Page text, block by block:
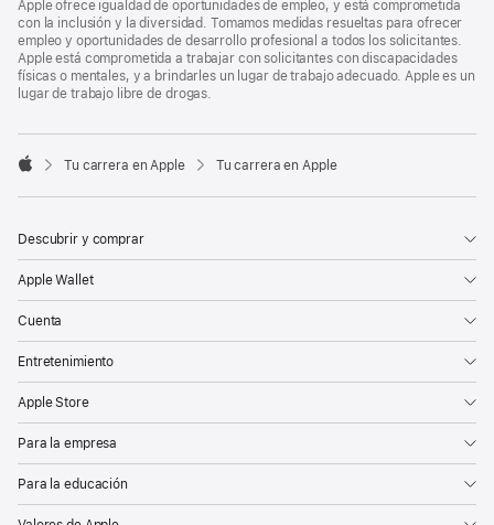
Footer
Apple ofrece igualdad de oportunidades de empleo, y está comprometida
con la inclusión y la diversidad. Tomamos medidas resueltas para ofrecer
empleo y oportunidades de desarrollo profesional a todos los solicitantes.
Apple está comprometida a trabajar con solicitantes con discapacidades
físicas o mentales, y a brindarles un lugar de trabajo adecuado. Apple es un
lugar de trabajo libre de drogas.

Tu carrera en Apple Tu carrera en Apple
Descubrir y comprar
Apple Wallet
Cuenta
Entretenimiento
Apple Store
Para la empresa
Para la educación